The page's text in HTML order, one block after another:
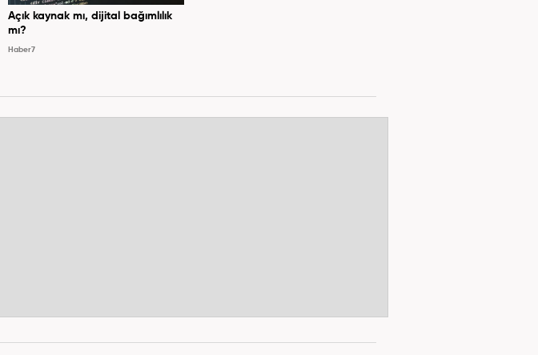
Açık kaynak mı, dijital bağımlılık
mı?
Haber7